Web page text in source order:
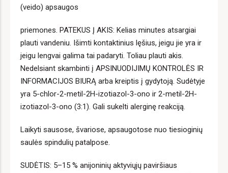
(veido) apsaugos
priemones. PATEKUS Į AKIS: Kelias minutes atsargiai
plauti vandeniu. Išimti kontaktinius lęšius, jeigu jie yra ir
jeigu lengvai galima tai padaryti. Toliau plauti akis.
Nedelsiant skambinti į APSINUODIJIMŲ KONTROLĖS IR
INFORMACIJOS BIURĄ arba kreiptis į gydytoją. Sudėtyje
yra 5-chlor-2-metil-2H-izotiazol-3-ono ir 2-metil-2H-
izotiazol-3-ono (3:1). Gali sukelti alerginę reakciją.
Laikyti sausose, švariose, apsaugotose nuo tiesioginių
saulės spindulių patalpose.
SUDĖTIS: 5–15 % anijoninių aktyviųjų paviršiaus